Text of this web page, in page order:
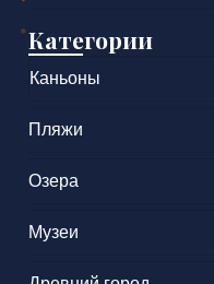
Категории
Каньоны
Пляжи
Озера
Музеи